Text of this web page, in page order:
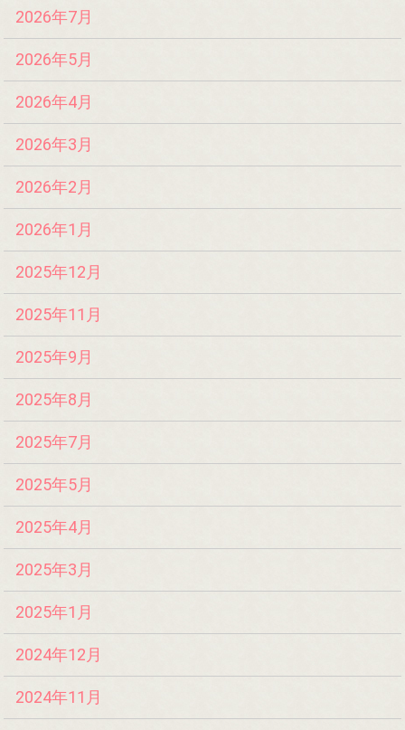
2026年7月
2026年5月
2026年4月
2026年3月
2026年2月
2026年1月
2025年12月
2025年11月
2025年9月
2025年8月
2025年7月
2025年5月
2025年4月
2025年3月
2025年1月
2024年12月
2024年11月